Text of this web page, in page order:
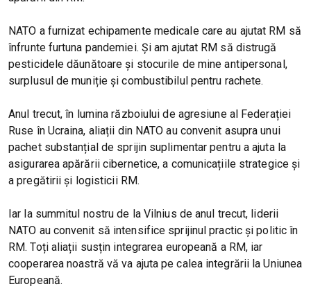
NATO a furnizat echipamente medicale care au ajutat RM să
înfrunte furtuna pandemiei. Și am ajutat RM să distrugă
pesticidele dăunătoare și stocurile de mine antipersonal,
surplusul de muniție și combustibilul pentru rachete.
Anul trecut, în lumina războiului de agresiune al Federației
Ruse în Ucraina, aliații din NATO au convenit asupra unui
pachet substanțial de sprijin suplimentar pentru a ajuta la
asigurarea apărării cibernetice, a comunicațiile strategice și
a pregătirii și logisticii RM.
Iar la summitul nostru de la Vilnius de anul trecut, liderii
NATO au convenit să intensifice sprijinul practic și politic în
RM. Toți aliații susțin integrarea europeană a RM, iar
cooperarea noastră vă va ajuta pe calea integrării la Uniunea
Europeană.